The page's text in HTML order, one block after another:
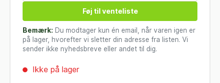
Føj til venteliste
Bemærk: Du modtager kun én email, når varen igen er
på lager, hvorefter vi sletter din adresse fra listen. Vi
sender ikke nyhedsbreve eller andet til dig.
Ikke på lager